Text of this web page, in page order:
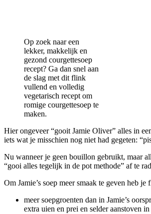
Op zoek naar een
lekker, makkelijk en
gezond courgettesoep
recept? Ga dan snel aan
de slag met dit flink
vullend en volledig
vegetarisch recept om
romige courgettesoep te
maken.
Hier ongeveer “gooit Jamie Oliver” alles in
iets wat je misschien nog niet had gegeten:
Nu wanneer je geen bouillon gebruikt, maar
“gooi alles tegelijk in de pot methode” af te
Om Jamie’s soep meer smaak te geven heb
meer soepgroenten dan in Jamie’s
extra uien en prei en selder aanstoven